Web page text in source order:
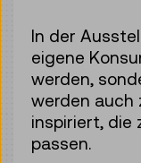
In der
eigene
werden,
werden auch
inspiriert, die
passen.